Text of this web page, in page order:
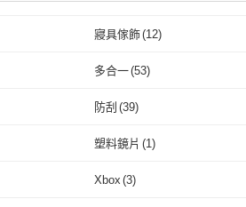
寢具傢飾(12)
多合一(53)
其他軸體多合一
其他軸體
防刮 (39)
抗指紋(39)
防刮 (
抗指紋
塑料鏡片 (1)
塑料鏡片
Xbox (3)